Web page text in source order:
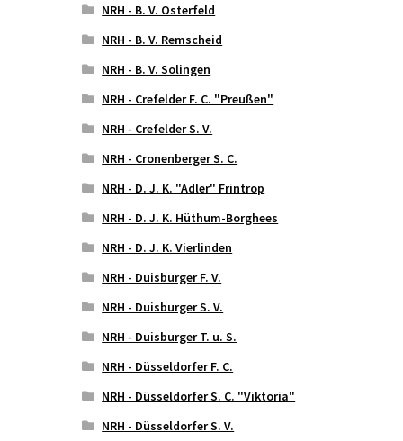
NRH - B. V. Osterfeld
NRH - B. V. Remscheid
NRH - B. V. Solingen
NRH - Crefelder F. C. "Preußen"
NRH - Crefelder S. V.
NRH - Cronenberger S. C.
NRH - D. J. K. "Adler" Frintrop
NRH - D. J. K. Hüthum-Borghees
NRH - D. J. K. Vierlinden
NRH - Duisburger F. V.
NRH - Duisburger S. V.
NRH - Duisburger T. u. S.
NRH - Düsseldorfer F. C.
NRH - Düsseldorfer S. C. "Viktoria"
NRH - Düsseldorfer S. V.